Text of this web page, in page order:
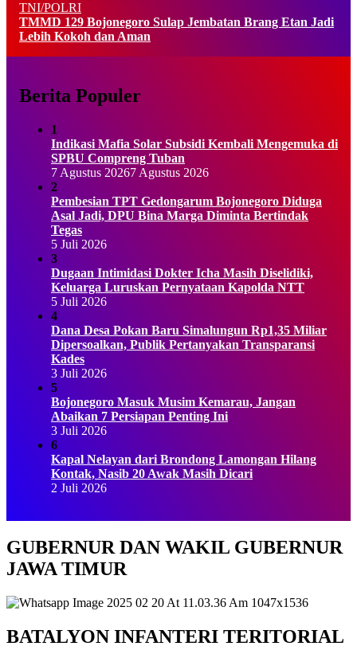
TNI/POLRI
TMMD 129 Bojonegoro Sulap Jembatan Brang Etan Jadi
Lebih Kokoh dan Aman
Berita Populer
1
Indikasi Mafia Solar Subsidi Kembali Mengemuka di
SPBU Compreng Tuban
7 Agustus 20267 Agustus 2026
2
Pembesian TPT Gedongarum Bojonegoro Diduga
Asal Jadi, DPU Bina Marga Diminta Bertindak
Tegas
5 Juli 2026
3
Dugaan Intimidasi Dokter Icha Masih Diselidiki,
Keluarga Luruskan Pernyataan Kapolda NTT
5 Juli 2026
4
Dana Desa Pokan Baru Simalungun Rp1,35 Miliar
Dipersoalkan, Publik Pertanyakan Transparansi
Kades
3 Juli 2026
5
Bojonegoro Masuk Musim Kemarau, Jangan
Abaikan 7 Persiapan Penting Ini
3 Juli 2026
6
Kapal Nelayan dari Brondong Lamongan Hilang
Kontak, Nasib 20 Awak Masih Dicari
2 Juli 2026
GUBERNUR DAN WAKIL GUBERNUR
JAWA TIMUR
BATALYON INFANTERI TERITORIAL